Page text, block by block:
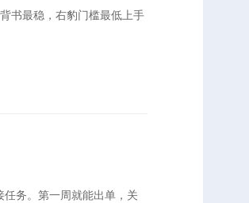
书最稳，右豹门槛最低上手
务。第一周就能出单，关